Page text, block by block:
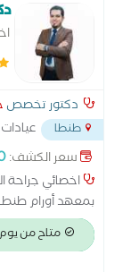
دكتور تخصص
طنطا
سعر الكشف:
اخصائي جراحة
بمعهد أورام
تجميل الثدى
وأورام الرحممتاح من يوم 2026-08-